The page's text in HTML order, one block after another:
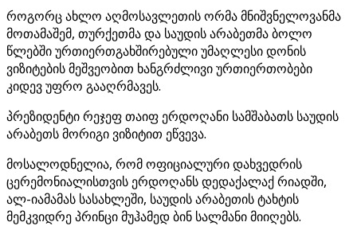
როგორც ახლო აღმოსავლეთის ორმა მნიშვნელოვანმა
მოთამაშემ, თურქეთმა და საუდის არაბეთმა ბოლო
წლებში ურთიერთგახშირებული უმაღლესი დონის
ვიზიტების მეშვეობით ხანგრძლივი ურთიერთობები
კიდევ უფრო გააღრმავეს.
პრეზიდენტი რეჯეფ თაიფ ერდოღანი სამშაბათს საუდის
არაბეთს მორიგი ვიზიტით ეწვევა.
მოსალოდნელია, რომ ოფიციალური დახვედრის
ცერემონიალისთვის ერდოღანს დედაქალაქ რიადში,
ალ-იამამას სასახლეში, საუდის არაბეთის ტახტის
მემკვიდრე პრინცი მუჰამედ ბინ სალმანი მიიღებს.